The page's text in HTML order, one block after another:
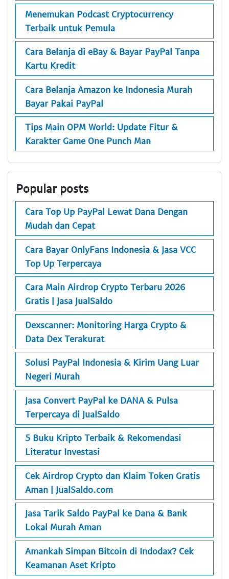
Menemukan Podcast Cryptocurrency
Terbaik untuk Pemula
Cara Belanja di eBay & Bayar PayPal Tanpa
Kartu Kredit
Cara Belanja Amazon ke Indonesia Murah
Bayar Pakai PayPal
Tips Main OPM World: Update Fitur &
Karakter Game One Punch Man
Popular posts
Cara Top Up PayPal Lewat Dana Dengan
Mudah dan Cepat
Cara Bayar OnlyFans Indonesia & Jasa VCC
Top Up Terpercaya
Cara Main Airdrop Crypto Terbaru 2026
Gratis | Jasa JualSaldo
Dexscanner: Monitoring Harga Crypto &
Data Dex Terakurat
Solusi PayPal Indonesia & Kirim Uang Luar
Negeri Murah
Jasa Convert PayPal ke DANA & Pulsa
Terpercaya di JualSaldo
5 Buku Kripto Terbaik & Rekomendasi
Literatur Investasi
Cek Airdrop Crypto dan Klaim Token Gratis
Aman | JualSaldo.com
Jasa Tarik Saldo PayPal ke Dana & Bank
Lokal Murah Aman
Amankah Simpan Bitcoin di Indodax? Cek
Keamanan Aset Kripto